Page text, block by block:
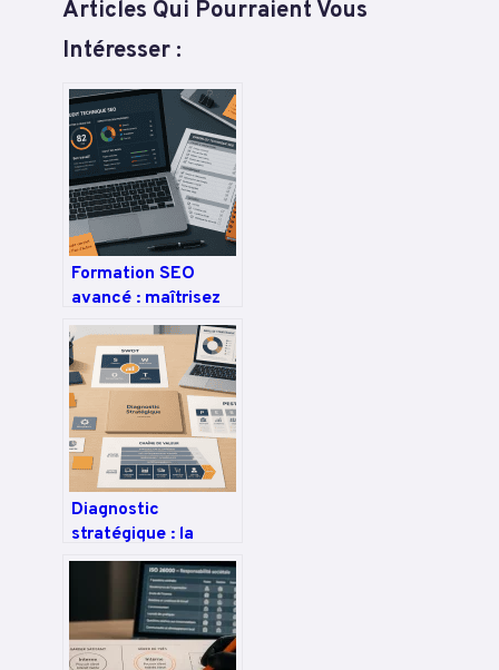
Articles Qui Pourraient Vous
Intéresser :
Formation SEO
avancé : maîtrisez
l’audit technique, le
maillage
sémantique et la
donnée pour
dominer les SERP
Diagnostic
stratégique : la
méthode pour
transformer vos
données en
avantage
concurrentiel